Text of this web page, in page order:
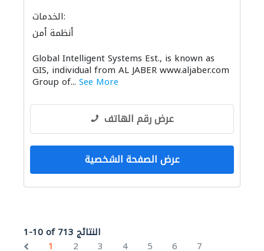
الخدمات:
أنظمة أمن
Global Intelligent Systems Est., is known as
GIS, individual from AL JABER www.aljaber.com
Group of... See More
عرض رقم الهاتف
عرض الصفحة الشخصية
1-10 of 713 النتائج
1
2 3 4 5 6
7